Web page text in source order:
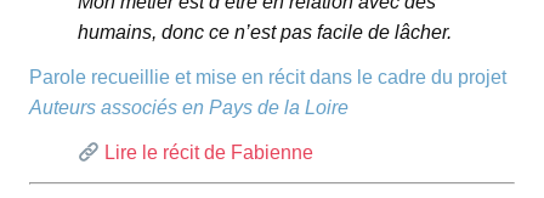
humains, donc ce n’est pas facile de lâcher.
Parole recueillie et mise en récit dans le cadre du projet
Auteurs associés en Pays de la Loire
Lire le récit de Fabienne